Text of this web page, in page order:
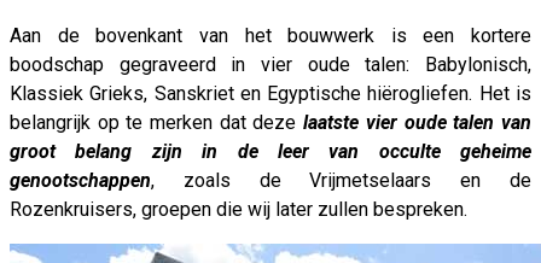
Aan de bovenkant van het bouwwerk is een kortere
boodschap gegraveerd in vier oude talen: Babylonisch,
Klassiek Grieks, Sanskriet en Egyptische hiërogliefen. Het is
belangrijk op te merken dat dezelaatste vier oude talen van
groot belang zijn in de leer van occulte geheime
genootschappen, zoals de Vrijmetselaars en de
Rozenkruisers, groepen die wij later zullen bespreken.